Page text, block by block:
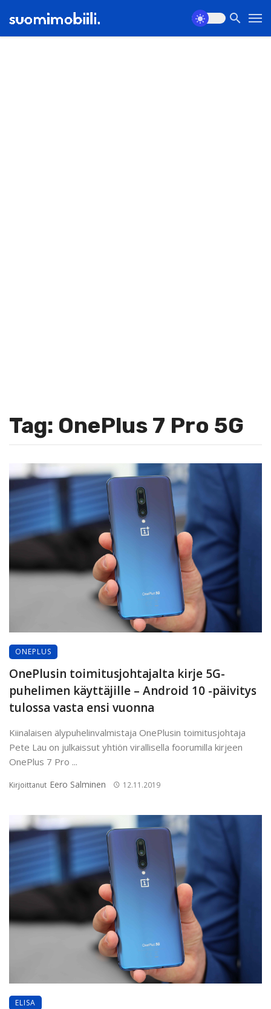
Tag: OnePlus 7 Pro 5G
ONEPLUS
OnePlusin toimitusjohtajalta kirje 5G-
puhelimen käyttäjille – Android 10 -päivitys
tulossa vasta ensi vuonna
Kiinalaisen älypuhelinvalmistaja OnePlusin toimitusjohtaja
Pete Lau on julkaissut yhtiön virallisella foorumilla kirjeen
OnePlus 7 Pro ...
Kirjoittanut Eero Salminen 12.11.2019
ELISA